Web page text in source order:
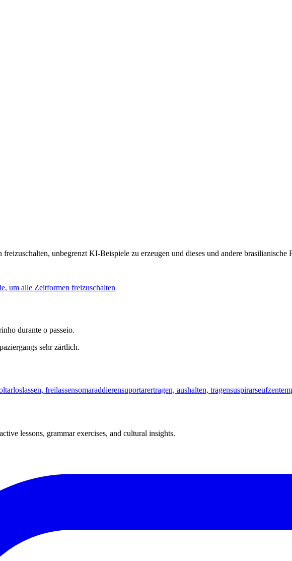
unbegrenzt KI-Beispiele zu erzeugen und dieses und andere
um alle Zeitformen freizuschalten
durante o passeio.
sehr zärtlich.
loslassen, freilassensomaraddierensuportarertragen, aushalten, tragensuspirarseufzen
lessons, grammar exercises, and cultural insights.